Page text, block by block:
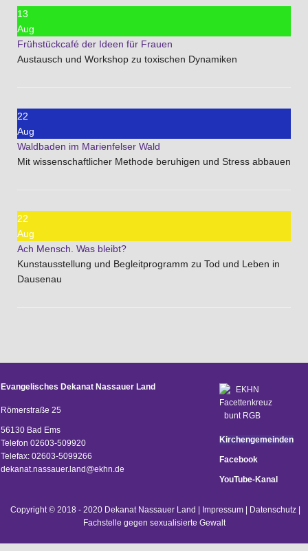
13
Aug
Frühstückcafé der Ideen für Frauen
Austausch und Workshop zu toxischen Dynamiken
22
Aug
Waldbaden im Marienfelser Wald
Mit wissenschaftlicher Methode beruhigen und Stress abbauen
22
Aug
Ach Mensch. Was bleibt?
Kunstausstellung und Begleitprogramm zu Tod und Leben in
Dausenau
Evangelisches Dekanat Nassauer Land
Römerstraße 25
56130 Bad Ems
Telefon 02603-509920
Telefax: 02603-5099266
dekanat.nassauer.land@ekhn.de
Kirchengemeinden
Facebook
YouTube-Kanal
Copyright © 2018 - 2020 Dekanat Nassauer Land | Impressum| Datenschutz|
Fachstelle gegen sexualisierte Gewalt